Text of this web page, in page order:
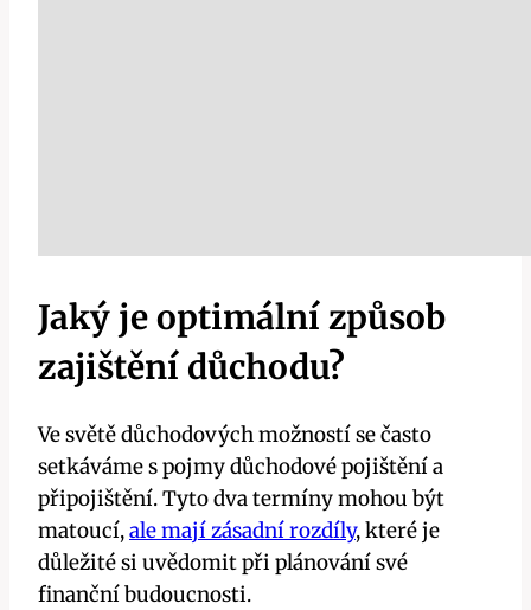
Jaký je optimální způsob
zajištění důchodu?
Ve světě důchodových možností se často
setkáváme s pojmy důchodové pojištění a
připojištění. Tyto dva termíny mohou být
matoucí,ale mají zásadní rozdíly, které je
důležité si uvědomit při plánování své
finanční budoucnosti.